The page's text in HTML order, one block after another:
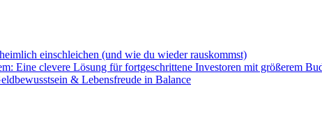
einschleichen (und wie du wieder rauskommst)
Eine clevere Lösung für fortgeschrittene Investoren mit größerem
& Lebensfreude in Balance